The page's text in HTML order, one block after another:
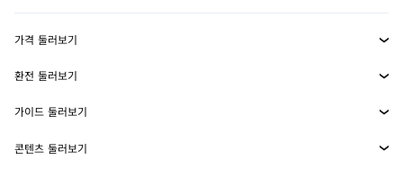
MetaMask Connect
Snaps
웹3 서비스
보안
고객 지원
가격 둘러보기
이더리움 가격
솔라나 가격
환전 둘러보기
ETH를 USD로 환전
USDT를 INR로 환전
가이드 둘러보기
ETH 매수
콘텐츠 둘러보기